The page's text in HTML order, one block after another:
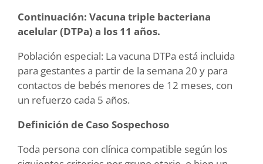
Continuación: Vacuna triple bacteriana
acelular (DTPa) a los 11 años.
Población especial: La vacuna DTPa está incluida
para gestantes a partir de la semana 20 y para
contactos de bebés menores de 12 meses, con
un refuerzo cada 5 años.
Definición de Caso Sospechoso
Toda persona con clínica compatible según los